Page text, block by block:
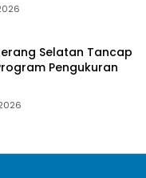
Selatan Tancap
Pengukuran